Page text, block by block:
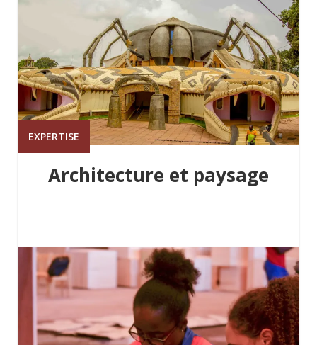
EXPERTISE
Architecture et paysage